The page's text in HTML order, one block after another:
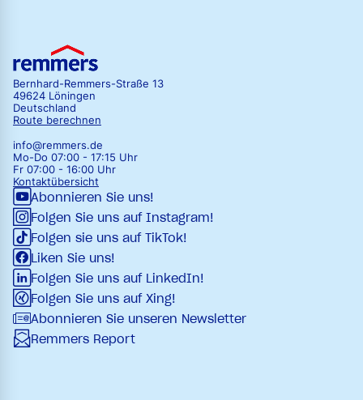
Bernhard-Remmers-Straße 13
49624 Löningen
Deutschland
Route berechnen
info@remmers.de
Mo-Do 07:00 - 17:15 Uhr
Fr 07:00 - 16:00 Uhr
Kontaktübersicht
Abonnieren Sie uns!
Folgen Sie uns auf Instagram!
Folgen sie uns auf TikTok!
Liken Sie uns!
Folgen Sie uns auf LinkedIn!
Folgen Sie uns auf Xing!
Abonnieren Sie unseren Newsletter
Remmers Report